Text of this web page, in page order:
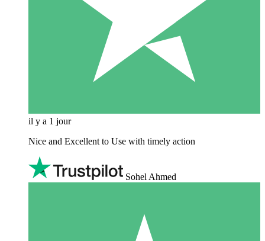
il y a 1 jour
Nice and Excellent to Use with timely action
Sohel Ahmed